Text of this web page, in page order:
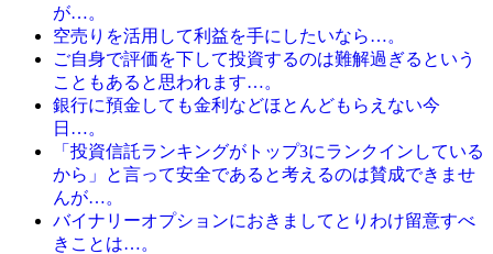
が…。
空売りを活用して利益を手にしたいなら…。
ご自身で評価を下して投資するのは難解過ぎるという
こともあると思われます…。
銀行に預金しても金利などほとんどもらえない今
日…。
「投資信託ランキングがトップ3にランクインしている
から」と言って安全であると考えるのは賛成できませ
んが…。
バイナリーオプションにおきましてとりわけ留意すべ
きことは…。